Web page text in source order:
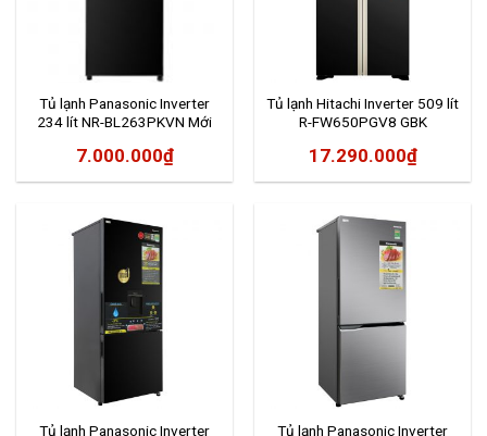
Tủ lạnh Panasonic Inverter
234 lít NR-BL263PKVN Mới
7.000.000₫
Tủ lạnh Hitachi Inverter 509 lít
R-FW650PGV8 GBK
17.290.000₫
Tủ lạnh Panasonic Inverter Tủ lạnh Panasonic Inverter